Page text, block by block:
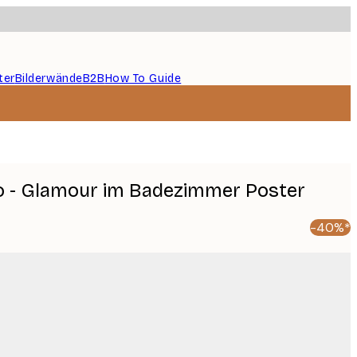
BilderwändeB2BHow To Guide
- Glamour im Badezimmer Poster
-40%*